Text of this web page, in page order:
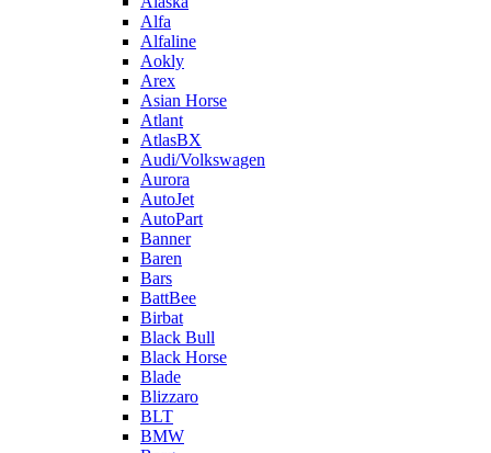
Alfa
Alfaline
Aokly
Arex
Asian Horse
Atlant
AtlasBX
Audi/Volkswagen
Aurora
AutoJet
AutoPart
Banner
Baren
Bars
BattBee
Birbat
Black Bull
Black Horse
Blade
Blizzaro
BLT
BMW